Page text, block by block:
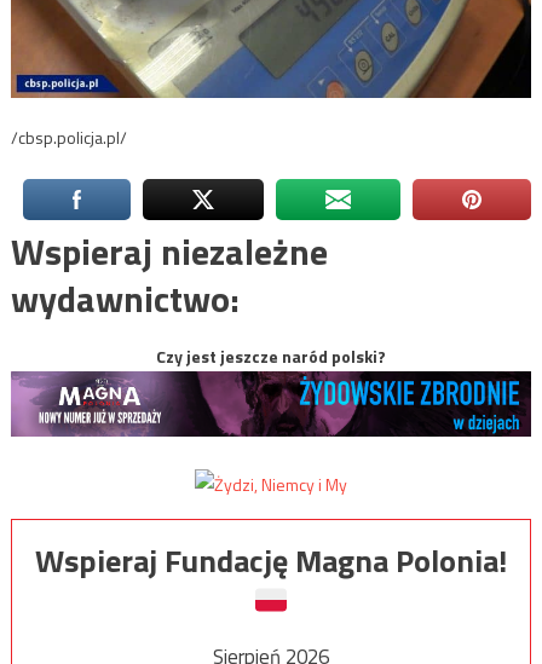
/cbsp.policja.pl/
Wspieraj niezależne
wydawnictwo:
Czy jest jeszcze naród polski?
Wspieraj Fundację Magna Polonia!
Sierpień 2026